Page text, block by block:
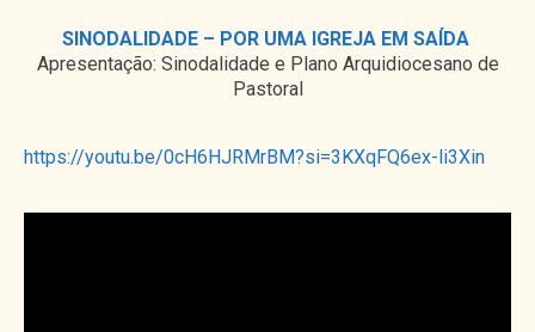
SINODALIDADE – POR UMA IGREJA EM SAÍDA
Apresentação: Sinodalidade e Plano Arquidiocesano de
Pastoral
https://youtu.be/0cH6HJRMrBM?si=3KXqFQ6ex-li3Xin